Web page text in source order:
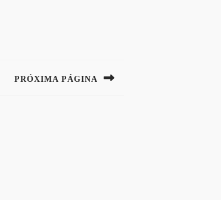
PRÓXIMA PÁGINA